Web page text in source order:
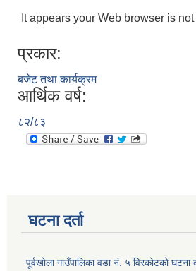
It appears your Web browser is
प्रकार:
बजेट तथा कार्यक्रम
आर्थिक वर्ष:
८२/८३
घटना दर्ता
पूर्वखोला गाउँपालिका वडा नं. ५ विरकोटको घटना